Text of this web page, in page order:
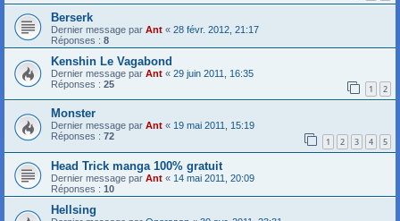
Berserk
Dernier message par Ant « 28 févr. 2012, 21:17
Réponses : 8
Kenshin Le Vagabond
Dernier message par Ant « 29 juin 2011, 16:35
Réponses : 25 1 2
Monster
Dernier message par Ant « 19 mai 2011, 15:19
Réponses : 72 1 2 3 4 5
Head Trick manga 100% gratuit
Dernier message par Ant « 14 mai 2011, 20:09
Réponses : 10
Hellsing